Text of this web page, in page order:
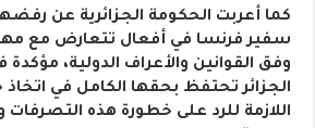
كما أعربت الحكومة الجزائرية عن
سفير فرنسا في أفعال تتعارض مع
وفق القوانين والأعراف الدولية، مؤكدة
الجزائر تحتفظ بحقها الكامل في اتخاذ
اللازمة للرد على خطورة هذه التصرفات